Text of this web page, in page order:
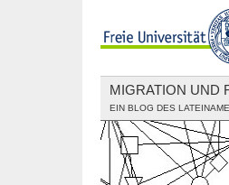
MIGRATION UND
EIN BLOG DES